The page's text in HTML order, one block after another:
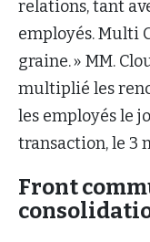
relations, tant
employés. Multi
graine. » MM.
multiplié les
les employés le
transaction, le 3
Front